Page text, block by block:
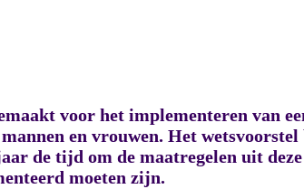
voor het implementeren van
en vrouwen. Het
de tijd om de maatregelen uit
moeten zijn.